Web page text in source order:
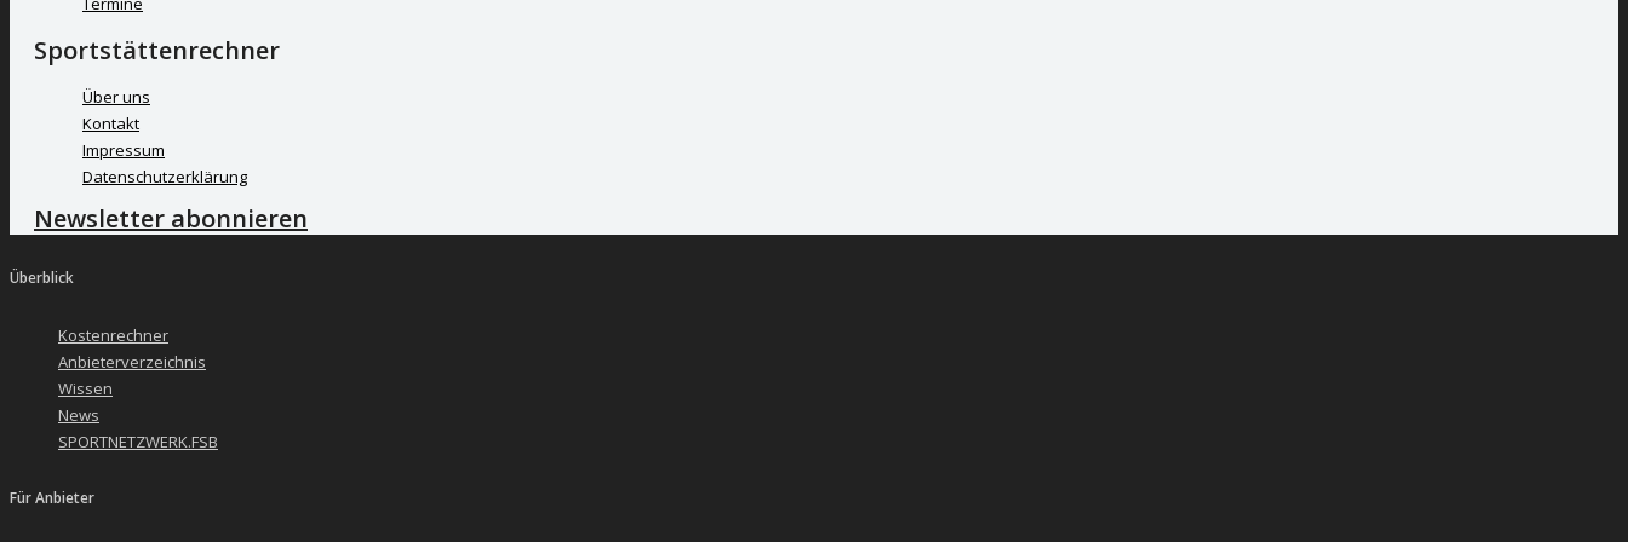
Sportstättenrechner
Über uns
Kontakt
Impressum
Datenschutzerklärung
Newsletter abonnieren
Überblick
Kostenrechner
Anbieterverzeichnis
Wissen
News
SPORTNETZWERK.FSB
Für Anbieter